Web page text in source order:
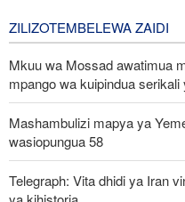
ZILIZOTEMBELEWA ZAIDI
Mkuu wa Mossad awatimua
mpango wa kuipindua serikali
Mashambulizi mapya ya
wasiopungua 58
Telegraph: Vita dhidi ya Iran